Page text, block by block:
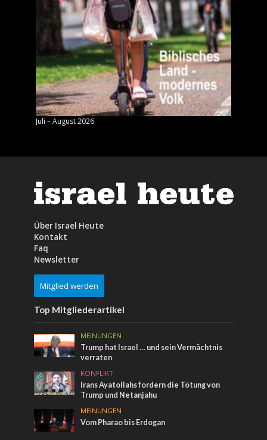
Juli – August 2026
Über Israel Heute
Kontakt
Faq
Newsletter
Mitglied werden
Top Mitgliederartikel
MEINUNGEN
Trump hat Israel … und sein Vermächtnis
verraten
KONFLIKT
Irans Ayatollahs fordern die Tötung von
Trump und Netanjahu
MEINUNGEN
Vom Pharao bis Erdogan